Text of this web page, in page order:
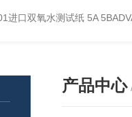
进口双氧水测试纸 5A
产品中心